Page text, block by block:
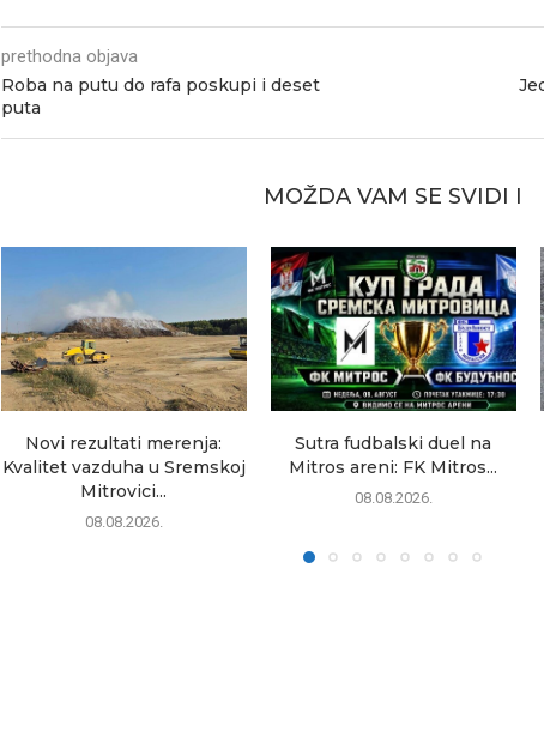
prethodna objava
Roba na putu do rafa poskupi i deset
puta
MOŽDA VAM SE SVIDI I
Novi rezultati merenja:
Kvalitet vazduha u Sremskoj
Mitrovici...
08.08.2026.
Sutra fudbalski duel na
Mitros areni: FK Mitros...
08.08.2026.